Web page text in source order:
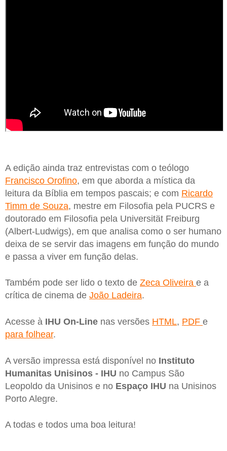
A edição ainda traz entrevistas com o teólogo
Francisco Orofino, em que aborda a mística da
leitura da Bíblia em tempos pascais; e com Ricardo
Timm de Souza, mestre em Filosofia pela PUCRS e
doutorado em Filosofia pela Universität Freiburg
(Albert-Ludwigs), em que analisa como o ser humano
deixa de se servir das imagens em função do mundo
e passa a viver em função delas.
Também pode ser lido o texto de Zeca Oliveira e a
crítica de cinema de João Ladeira.
Acesse à IHU On-Line nas versões HTML, PDF e
para folhear.
A versão impressa está disponível no Instituto
Humanitas Unisinos - IHU no Campus São
Leopoldo da Unisinos e no Espaço IHU na Unisinos
Porto Alegre.
A todas e todos uma boa leitura!